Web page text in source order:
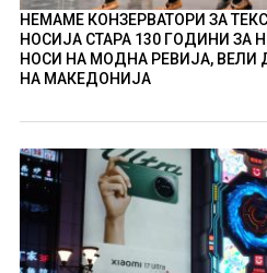
НЕМАМЕ КОНЗЕРВАТОРИ ЗА
НОСИЈА СТАРА 130 ГОДИНИ ЗА
НОСИ НА МОДНА РЕВИЈА, ВЕЛИ
НА МАКЕДОНИЈА